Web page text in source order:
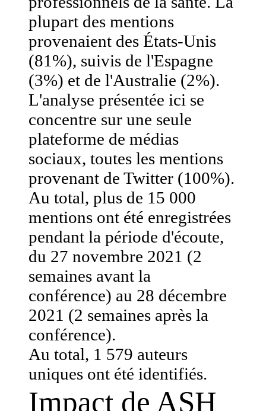
plupart des mentions
provenaient des États-Unis
(81%), suivis de l'Espagne
(3%) et de l'Australie (2%).
L'analyse présentée ici se
concentre sur une seule
plateforme de médias
sociaux, toutes les mentions
provenant de Twitter (100%).
Au total, plus de 15 000
mentions ont été enregistrées
pendant la période d'écoute,
du 27 novembre 2021 (2
semaines avant la
conférence) au 28 décembre
2021 (2 semaines après la
conférence).
Au total, 1 579 auteurs
uniques ont été identifiés.
Impact de ASH